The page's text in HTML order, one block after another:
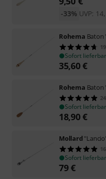
UVP:
-33%
Rohema Baton
19
Sofort lieferbar
35,60€
Rohema Baton
24
Sofort lieferbar
18,90€
Mollard
16
Sofort lieferbar
79€